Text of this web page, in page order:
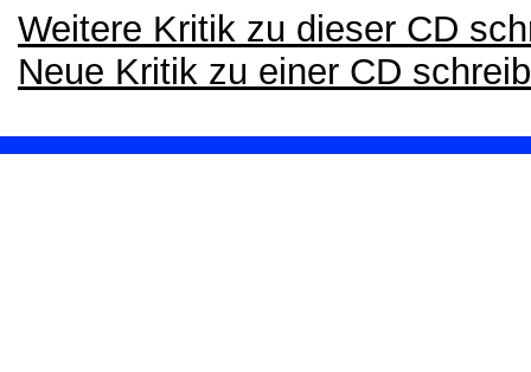
Weitere Kritik zu dieser CD
Neue Kritik zu einer CD